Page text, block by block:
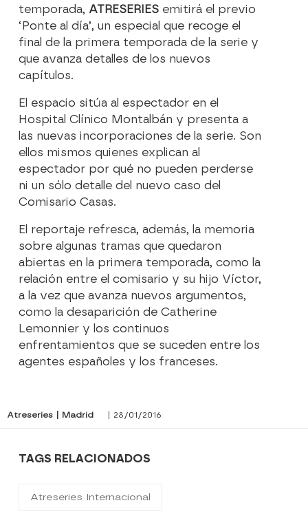
temporada, ATRESERIES emitirá el previo
‘Ponte al día’, un especial que recoge el
final de la primera temporada de la serie y
que avanza detalles de los nuevos
capítulos.
El espacio sitúa al espectador en el
Hospital Clínico Montalbán y presenta a
las nuevas incorporaciones de la serie. Son
ellos mismos quienes explican al
espectador por qué no pueden perderse
ni un sólo detalle del nuevo caso del
Comisario Casas.
El reportaje refresca, además, la memoria
sobre algunas tramas que quedaron
abiertas en la primera temporada, como la
relación entre el comisario y su hijo Víctor,
a la vez que avanza nuevos argumentos,
como la desaparición de Catherine
Lemonnier y los continuos
enfrentamientos que se suceden entre los
agentes españoles y los franceses.
Atreseries | Madrid | 28/01/2016
TAGS RELACIONADOS
Atreseries Internacional